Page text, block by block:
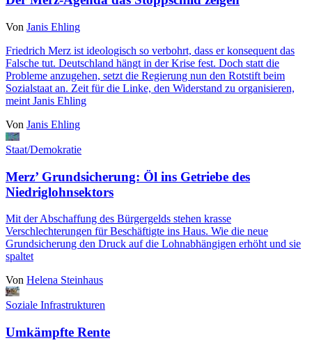
Von Janis Ehling
Friedrich Merz ist ideologisch so verbohrt, dass er konsequent das
Falsche tut. Deutschland hängt in der Krise fest. Doch statt die
Probleme anzugehen, setzt die Regierung nun den Rotstift beim
Sozialstaat an. Zeit für die Linke, den Widerstand zu organisieren,
meint Janis Ehling
Von Janis Ehling
Staat/Demokratie
Merz’ Grundsicherung: Öl ins Getriebe des
Niedriglohnsektors
Mit der Abschaffung des Bürgergelds stehen krasse
Verschlechterungen für Beschäftigte ins Haus. Wie die neue
Grundsicherung den Druck auf die Lohnabhängigen erhöht und sie
spaltet
Von Helena Steinhaus
Soziale Infrastrukturen
Umkämpfte Rente